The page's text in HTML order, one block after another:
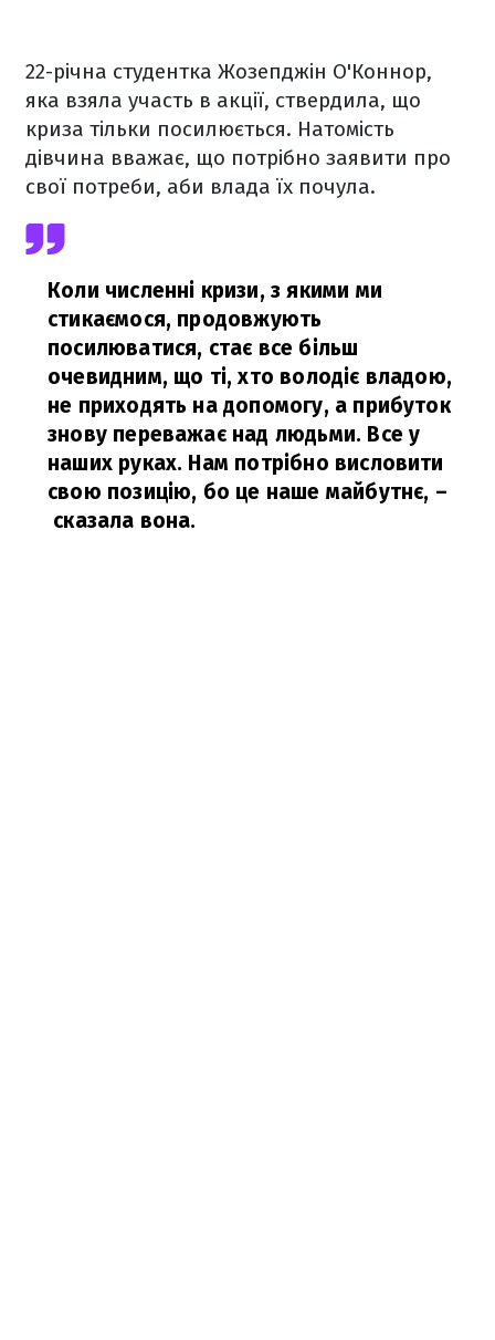
22-річна студентка Жозепджін О'Коннор,
яка взяла участь в акції, ствердила, що
криза тільки посилюється. Натомість
дівчина вважає, що потрібно заявити про
свої потреби, аби влада їх почула.
Коли численні кризи, з якими ми
стикаємося, продовжують
посилюватися, стає все більш
очевидним, що ті, хто володіє владою,
не приходять на допомогу, а прибуток
знову переважає над людьми. Все у
наших руках. Нам потрібно висловити
свою позицію, бо це наше майбутнє, –
сказала вона.